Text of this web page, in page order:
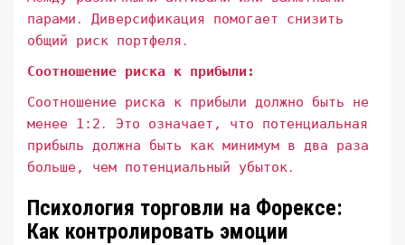
парами․ Диверсификация помогает снизить
общий риск портфеля․
Соотношение риска к прибыли:
Соотношение риска к прибыли должно быть не
менее 1:2․ Это означает, что потенциальная
прибыль должна быть как минимум в два раза
больше, чем потенциальный убыток․
Психология торговли на Форексе:
Как контролировать эмоции